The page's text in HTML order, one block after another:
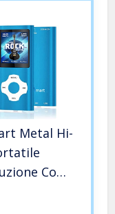
Metal Hi-
Con